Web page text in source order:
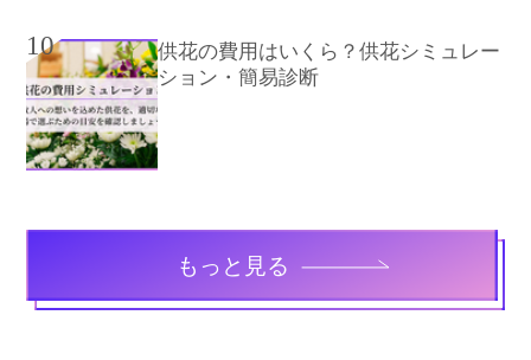
10
供花の費用はいくら？供花シミュレー
ション・簡易診断
もっと見る